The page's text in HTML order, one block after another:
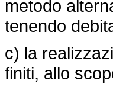
metodo
tenendo
c) la
finiti, allo